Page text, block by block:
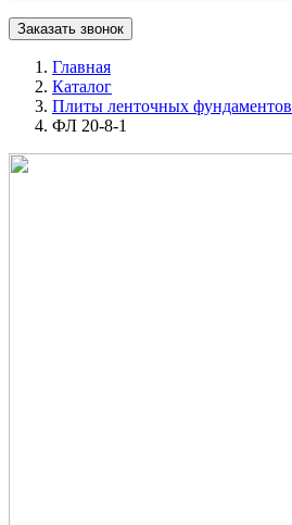
Заказать звонок
Главная
Каталог
Плиты ленточных фундаментов
ФЛ 20-8-1